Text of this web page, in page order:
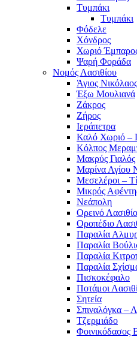
Τυμπάκι
Τυμπάκι
Φόδελε
Χόνδρος
Χωριό
Ψαρή Φοράδα
Νομός Λασιθίου
Άγιος Νικόλαος
Έξω Μουλιανά
Ζάκρος
Ζήρος
Ιεράπετρα
Καλό Χωριό –
Κόλπος
Μακρύς Γιαλός
Μαρίνα Αγίου
Μεσελέροι –
Μικρός
Νεάπολη
Ορεινό
Οροπέδιο
Παραλία
Παραλία
Παραλία
Παραλία
Πισκοκέφαλο
Ποτάμοι
Σητεία
Σπιναλόγκα –
Τζερμιάδο
Φοινικόδασος